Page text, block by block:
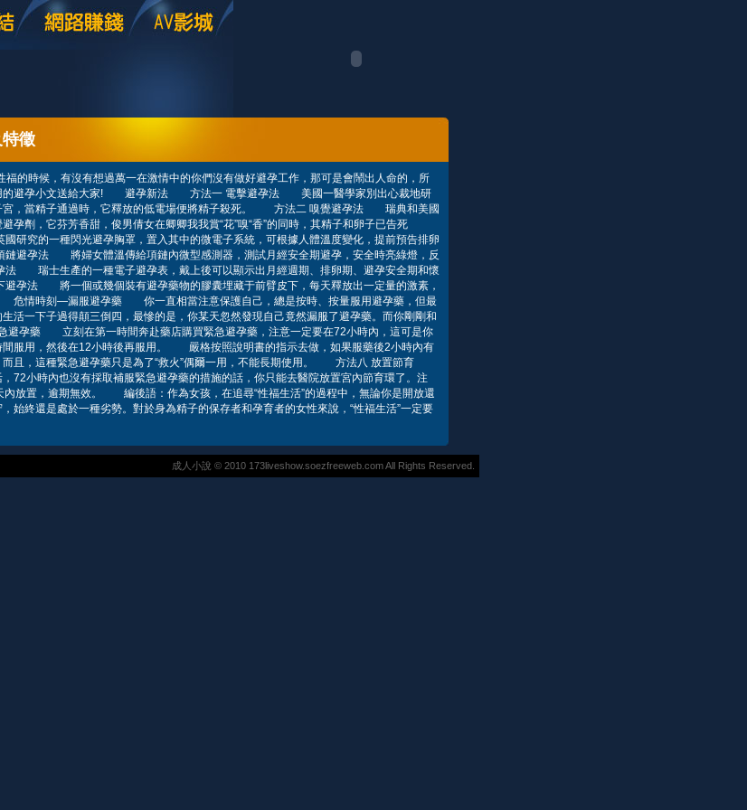
徵
福的時候，有沒有想過萬一在激情中的你們沒有做好避孕工作，那可是會鬧出人命的，所
用的避孕小文送給大家! 避孕新法 方法一 電擊避孕法 美國一醫學家別出心裁地研
宮，當精子通過時，它釋放的低電場便將精子殺死。 方法二 嗅覺避孕法 瑞典和美國
孕劑，它芬芳香甜，俊男倩女在卿卿我我賞“花”嗅“香”的同時，其精子和卵子已告死
的一種閃光避孕胸罩，置入其中的微電子系統，可根據人體溫度變化，提前預告排卵
避孕法 將婦女體溫傳給項鏈內微型感測器，測試月經安全期避孕，安全時亮綠燈，反
瑞士生產的一種電子避孕表，戴上後可以顯示出月經週期、排卵期、避孕安全期和懷
孕法 將一個或幾個裝有避孕藥物的膠囊埋藏于前臂皮下，每天釋放出一定量的激素，
危情時刻—漏服避孕藥 你一直相當注意保護自己，總是按時、按量服用避孕藥，但最
活一下子過得顛三倒四，最慘的是，你某天忽然發現自己竟然漏服了避孕藥。而你剛剛和
孕藥 立刻在第一時間奔赴藥店購買緊急避孕藥，注意一定要在72小時內，這可是你
間服用，然後在12小時後再服用。 嚴格按照說明書的指示去做，如果服藥後2小時內有
，這種緊急避孕藥只是為了“救火”偶爾一用，不能長期使用。 方法八 放置節育
小時內也沒有採取補服緊急避孕藥的措施的話，你只能去醫院放置宮內節育環了。注
內放置，逾期無效。 編後語：作為女孩，在追尋“性福生活”的過程中，無論你是開放還
始終還是處於一種劣勢。對於身為精子的保存者和孕育者的女性來說，“性福生活”一定要
成人小說 © 2010 173liveshow.soezfreeweb.com All Rights Reserved.